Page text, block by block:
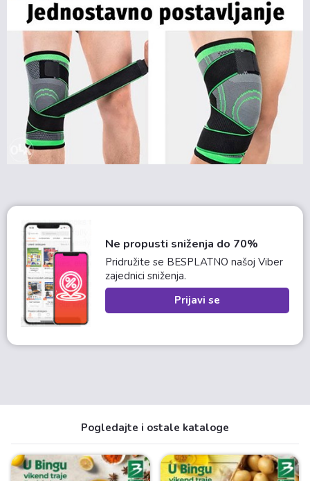
Ne propusti sniženja do 70%
Pridružite se BESPLATNO našoj Viber
zajednici sniženja.
Prijavi se
Pogledajte i ostale kataloge